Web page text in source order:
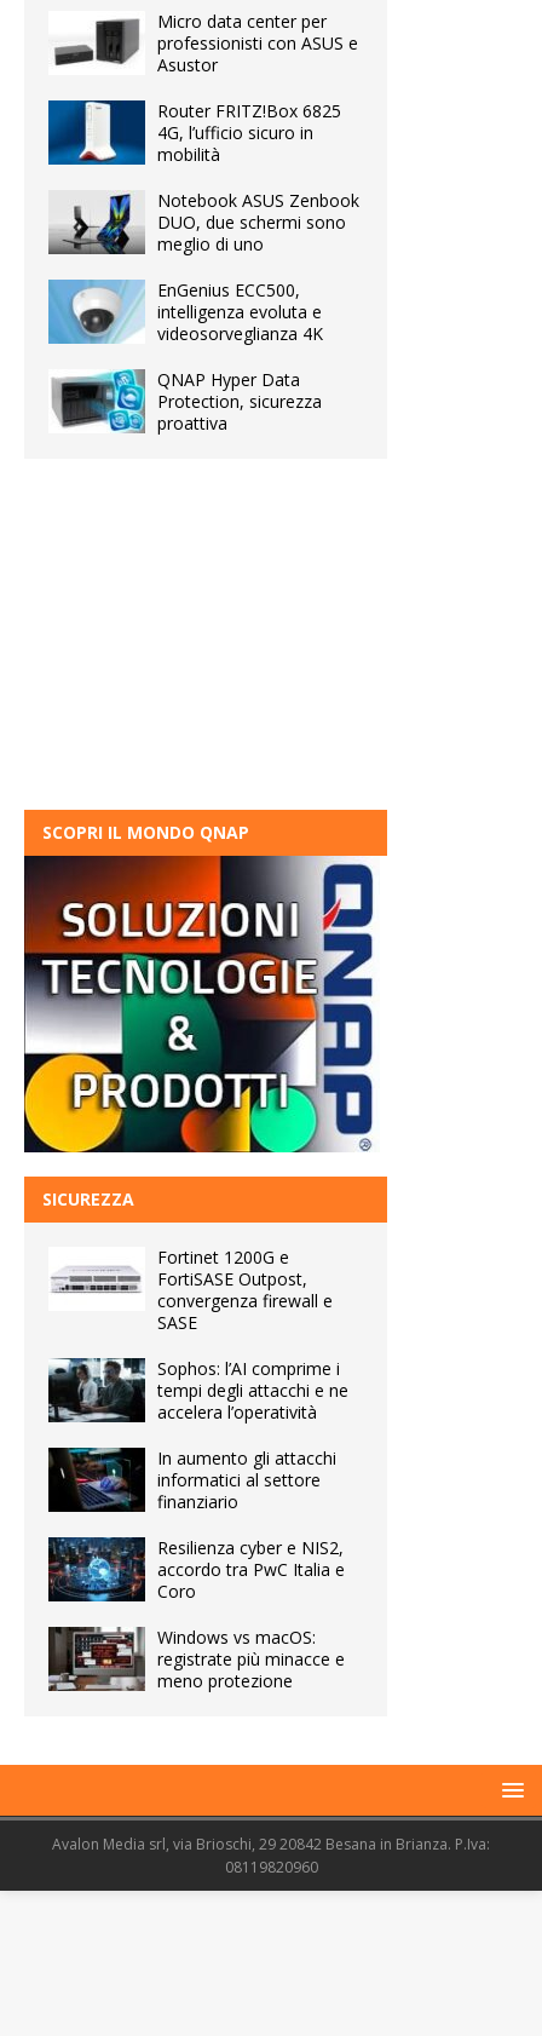
Micro data center per
professionisti con ASUS e
Asustor
Router FRITZ!Box 6825
4G, l’ufficio sicuro in
mobilità
Notebook ASUS Zenbook
DUO, due schermi sono
meglio di uno
EnGenius ECC500,
intelligenza evoluta e
videosorveglianza 4K
QNAP Hyper Data
Protection, sicurezza
proattiva
SCOPRI IL MONDO QNAP
SICUREZZA
Fortinet 1200G e
FortiSASE Outpost,
convergenza firewall e
SASE
Sophos: l’AI comprime i
tempi degli attacchi e ne
accelera l’operatività
In aumento gli attacchi
informatici al settore
finanziario
Resilienza cyber e NIS2,
accordo tra PwC Italia e
Coro
Windows vs macOS:
registrate più minacce e
meno protezione
Avalon Media srl, via Brioschi, 29 20842 Besana in Brianza. P.Iva:
08119820960